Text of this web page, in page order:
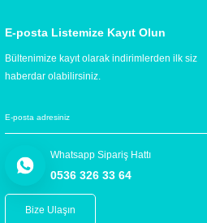
E-posta Listemize Kayıt Olun
Bültenimize kayıt olarak indirimlerden ilk siz
haberdar olabilirsiniz.
Whatsapp Sipariş Hattı
0536 326 33 64
Bize Ulaşın